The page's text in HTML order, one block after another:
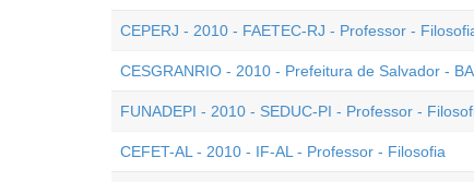
CEPERJ - 2010 - FAETEC-RJ - Professor -
CESGRANRIO - 2010 - Prefeitura de Salvador -
FUNADEPI - 2010 - SEDUC-PI - Professor -
CEFET-AL - 2010 - IF-AL - Professor - Filosofia